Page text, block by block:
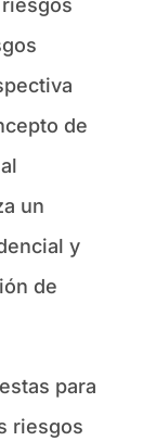
de
un
y
de
para
riesgos